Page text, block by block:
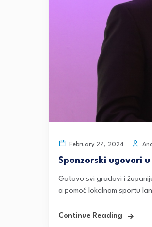
February 27, 2024
Sponzorski ugovori
Gotovo svi gradovi i
a pomoć lokalnom sportu
Continue Reading